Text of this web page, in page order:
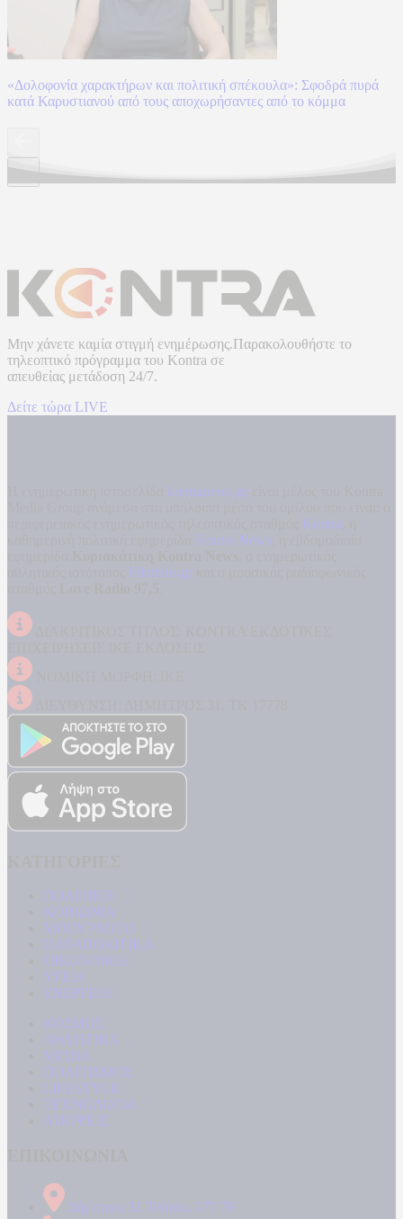
«Δολοφονία χαρακτήρων και πολιτική σπέκουλα»: Σφοδρά πυρά
κατά Καρυστιανού από τους αποχωρήσαντες από το κόμμα
Μην χάνετε καμία στιγμή ενημέρωσης.Παρακολουθήστε το
τηλεοπτικό πρόγραμμα του Kontra σε
απευθείας μετάδοση 24/7.
Δείτε τώρα LIVE
kontranews.gr
Kontra
Kontra News
Filathlos.gr
ΠΟΛΙΤΙΚΗ
ΚΟΙΝΩΝΙΑ
ΜΠΟΥΡΛΟΤΟ
ΠΑΡΑΠΟΛΙΤΙΚΑ
ΟΙΚΟΝΟΜΙΑ
ΥΓΕΙΑ
ΕΝΕΡΓΕΙΑ
ΚΟΣΜΟΣ
ΑΘΛΗΤΙΚΑ
MEDIA
ΠΟΛΙΤΙΣΜΟΣ
LIFESTYLE
ΤΕΧΝΟΛΟΓΙΑ
ΑΠΟΨΕΙΣ
Δήμητρος 31 Ταύρος, 177 78